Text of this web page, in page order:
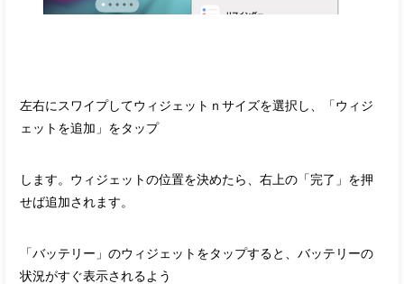
左右にスワイプしてウィジェットｎサイズを選択し、「ウィジ
ェットを追加」をタップ
します。ウィジェットの位置を決めたら、右上の「完了」を押
せば追加されます。
「バッテリー」のウィジェットをタップすると、バッテリーの
状況がすぐ表示されるよう